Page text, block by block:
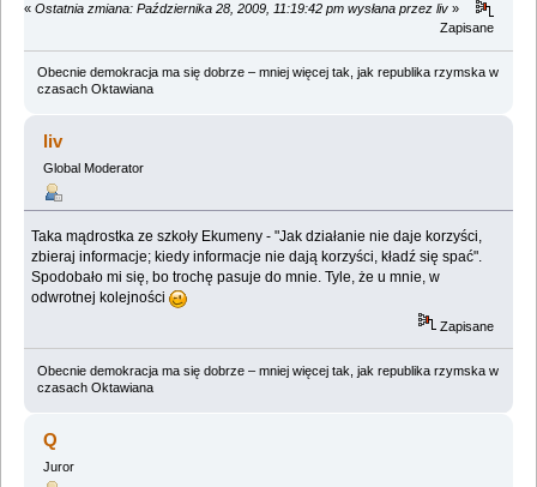
« Ostatnia zmiana: Października 28, 2009, 11:19:42 pm wysłana przez liv »
Zapisane
Obecnie demokracja ma się dobrze – mniej więcej tak, jak republika rzymska w
czasach Oktawiana
liv
Global Moderator
Taka mądrostka ze szkoły Ekumeny - "Jak działanie nie daje korzyści,
zbieraj informacje; kiedy informacje nie dają korzyści, kładź się spać".
Spodobało mi się, bo trochę pasuje do mnie. Tyle, że u mnie, w
odwrotnej kolejności
Zapisane
Obecnie demokracja ma się dobrze – mniej więcej tak, jak republika rzymska w
czasach Oktawiana
Q
Juror